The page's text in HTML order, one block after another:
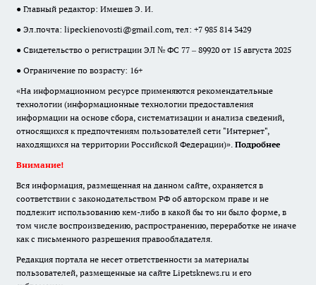
● Главный редактор: Имешев Э. И.
● Эл.почта: lipeckienovosti@gmail.com, тел: +7 985 814 3429
● Свидетельство о регистрации ЭЛ № ФС 77 – 89920 от 15 августа 2025
● Ограничение по возрасту: 16+
«На информационном ресурсе применяются рекомендательные
технологии (информационные технологии предоставления
информации на основе сбора, систематизации и анализа сведений,
относящихся к предпочтениям пользователей сети "Интернет",
находящихся на территории Российской Федерации)». Подробнее
Внимание!
Вся информация, размещенная на данном сайте, охраняется в
соответствии с законодательством РФ об авторском праве и не
подлежит использованию кем-либо в какой бы то ни было форме, в
том числе воспроизведению, распространению, переработке не иначе
как с письменного разрешения правообладателя.
Редакция портала не несет ответственности за материалы
пользователей, размещенные на сайте Lipetsknews.ru и его